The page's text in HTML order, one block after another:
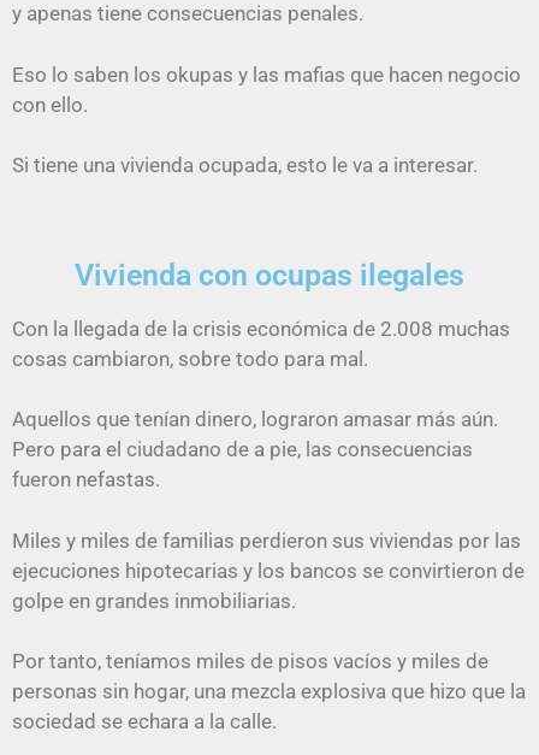
y apenas tiene consecuencias penales.
Eso lo saben los okupas y las mafias que hacen negocio
con ello.
Si tiene una vivienda ocupada, esto le va a interesar.
Vivienda con ocupas ilegales
Con la llegada de la crisis económica de 2.008 muchas
cosas cambiaron, sobre todo para mal.
Aquellos que tenían dinero, lograron amasar más aún.
Pero para el ciudadano de a pie, las consecuencias
fueron nefastas.
Miles y miles de familias perdieron sus viviendas por las
ejecuciones hipotecarias y los bancos se convirtieron de
golpe en grandes inmobiliarias.
Por tanto, teníamos miles de pisos vacíos y miles de
personas sin hogar, una mezcla explosiva que hizo que la
sociedad se echara a la calle.